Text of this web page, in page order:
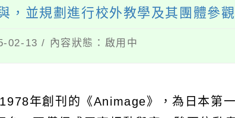
，並規劃進行校外教學及其團體參
02-13 / 內容狀態：啟用中
年創刊的《Animage》，為日本第